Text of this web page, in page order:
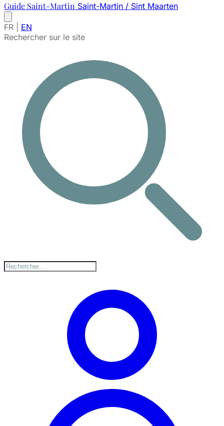
Guide Saint-Martin Saint-Martin / Sint Maarten
FR
EN
Rechercher sur le site